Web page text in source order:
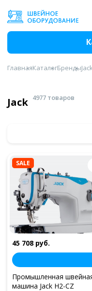
ГлавнаяКаталогБрендыJack
Jack 4977 товаров
SALE
45 708 руб.
Промышленная
машина Jack H2-CZ